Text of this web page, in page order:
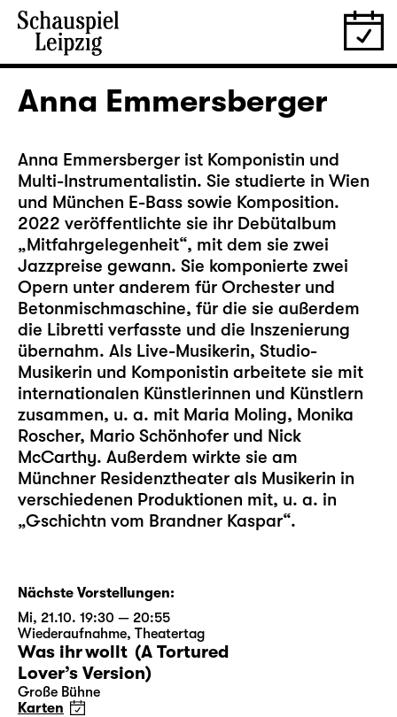
Anna Emmersberger
Anna Emmersberger ist Komponistin und
Multi-Instrumentalistin. Sie studierte in Wien
und München E-Bass sowie Komposition.
2022 veröffentlichte sie ihr Debütalbum
„Mitfahrgelegenheit“, mit dem sie zwei
Jazzpreise gewann. Sie komponierte zwei
Opern unter anderem für Orchester und
Betonmischmaschine, für die sie außerdem
die Libretti verfasste und die Inszenierung
übernahm. Als Live-Musikerin, Studio-
Musikerin und Komponistin arbeitete sie mit
internationalen Künstlerinnen und Künstlern
zusammen, u. a. mit Maria Moling, Monika
Roscher, Mario Schönhofer und Nick
McCarthy. Außerdem wirkte sie am
Münchner Residenztheater als Musikerin in
verschiedenen Produktionen mit, u. a. in
„Gschichtn vom Brandner Kaspar“.
Nächste Vorstellungen:
Mi, 21.10. 19:30 — 20:55
Wiederaufnahme, Theatertag
Was ihr wollt (A Tortured
Lover’s Version)
Große Bühne
Karten